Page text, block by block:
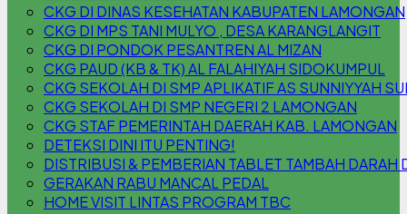
CKG DI DINAS KESEHATAN KABUPATEN LAMONGAN
CKG DI MPS TANI MULYO , DESA KARANGLANGIT
CKG DI PONDOK PESANTREN AL MIZAN
CKG PAUD (KB & TK) AL FALAHIYAH SIDOKUMPUL
CKG SEKOLAH DI SMP APLIKATIF AS SUNNIYYAH
CKG SEKOLAH DI SMP NEGERI 2 LAMONGAN
CKG STAF PEMERINTAH DAERAH KAB. LAMONGAN
DETEKSI DINI ITU PENTING!
DISTRIBUSI & PEMBERIAN TABLET TAMBAH DARAH
GERAKAN RABU MANCAL PEDAL
HOME VISIT LINTAS PROGRAM TBC